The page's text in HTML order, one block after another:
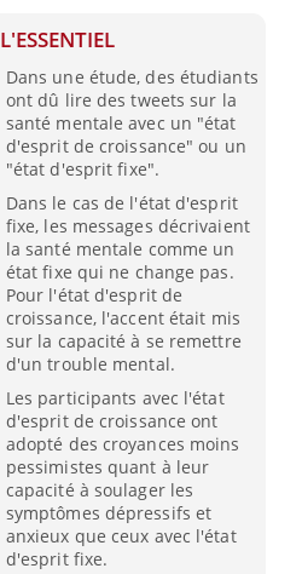
L'ESSENTIEL
Dans une étude, des étudiants
ont dû lire des tweets sur la
santé mentale avec un "état
d'esprit de croissance" ou un
"état d'esprit fixe".
Dans le cas de l'état d'esprit
fixe, les messages décrivaient
la santé mentale comme un
état fixe qui ne change pas.
Pour l'état d'esprit de
croissance, l'accent était mis
sur la capacité à se remettre
d'un trouble mental.
Les participants avec l'état
d'esprit de croissance ont
adopté des croyances moins
pessimistes quant à leur
capacité à soulager les
symptômes dépressifs et
anxieux que ceux avec l'état
d'esprit fixe.